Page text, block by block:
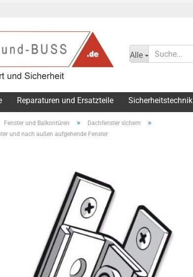
Alle
Reparaturen und Ersatzteile Sicherheitstechnik
Fenster und Balkontüren » Dachfenster sichern »
und nach außen aufgehende Fenster